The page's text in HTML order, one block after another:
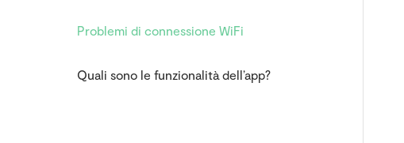
Problemi di connessione WiFi
Quali sono le funzionalità dell’app?